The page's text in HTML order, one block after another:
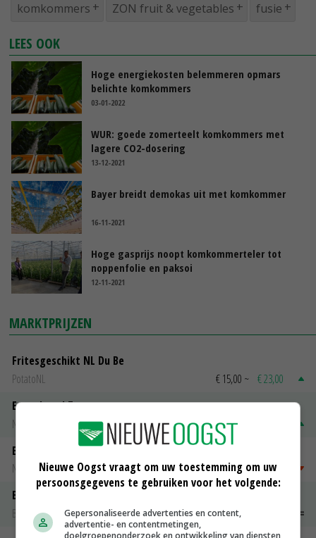
komkommers ZON fruit & vegetables fusie
LEES OOK
Hoge energiekosten belemmeren opmars
belichte komkommers
03-01-2022
WUR: goede zomerteelt komkommers met
lagere CO2-dosering
13-12-2021
Bayer breidt demokas uit met komkommer
16-11-2021
Hoge gasprijs noopt komkommerteler tot
noppenfolie en paksoi
12-11-2021
MARKTPRIJZEN
Fritesgeschikt NL Du Be
PotatoNL
€ 15,00 ~ € 23,00
Emmeloord Tarwe
Noteringen
€ 210,00
Emmeloord Schaaltjespeen
Noteringen
€ 5,00~ € 20,00
Bintje A 28/35
Bintje Info
€ 48,00
Nieuwe Oogst vraagt om uw toestemming om uw
persoonsgegevens te gebruiken voor het volgende:
Gepersonaliseerde advertenties en content,
advertentie- en contentmetingen,
doelgroepenonderzoek en ontwikkeling van diensten